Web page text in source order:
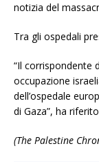
notizia del
Tra gli ospedali
“Il corrispondente
occupazione
dell’ospedale
di Gaza”, ha
(The Palestine